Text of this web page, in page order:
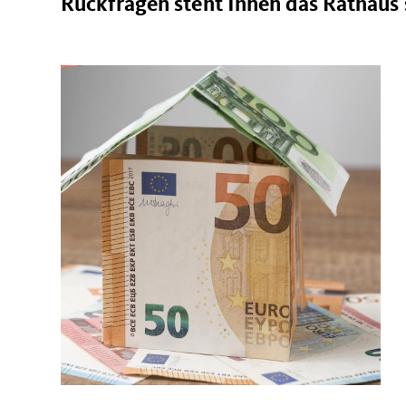
Rückfragen steht Ihnen das